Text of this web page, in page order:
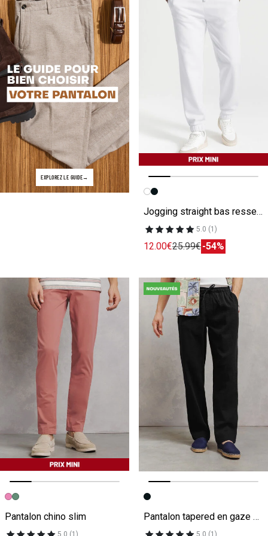
EXPLOREZ LE GUIDE
Image précédente
Image suivante
Jogging straight bas resserré
5.0 (1)
12.00€25.99€-54%
Image précédente
Image suivante
Pantalon chino slim
Image précédente
Image suivante
Pantalon tapered en gaze de coton